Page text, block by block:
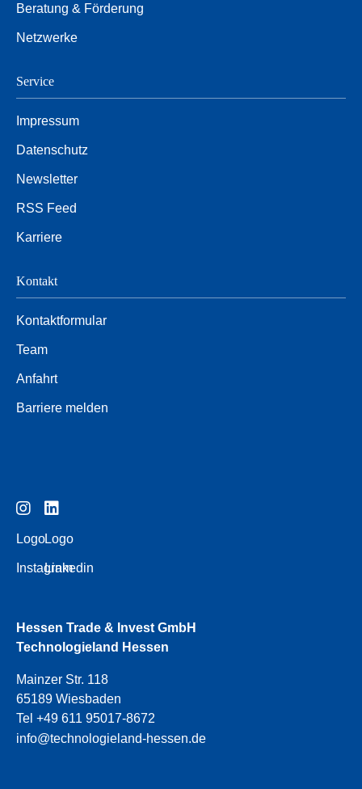
Beratung & Förderung
Netzwerke
Service
Impressum
Datenschutz
Newsletter
RSS Feed
Karriere
Kontakt
Kontaktformular
Team
Anfahrt
Barriere melden
Logo
Instagram
Logo
Linkedin
Hessen Trade & Invest GmbH
Technologieland Hessen
Mainzer Str. 118
65189 Wiesbaden
Tel +49 611 95017-8672
info@technologieland-hessen.de